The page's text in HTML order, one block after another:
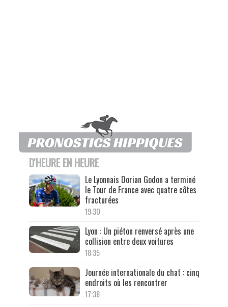
D'HEURE EN HEURE
Le Lyonnais Dorian Godon a terminé
le Tour de France avec quatre côtes
fracturées
19:30
Lyon : Un piéton renversé après une
collision entre deux voitures
18:35
Journée internationale du chat : cinq
endroits où les rencontrer
17:38